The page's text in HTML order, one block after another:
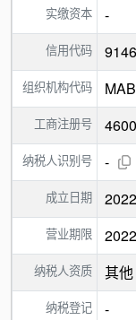
实缴资本 -
信用代码
组织机构代码
工商注册号
纳税人识别号 -
成立日期
营业期限
纳税人资质 其他
纳税登记 -